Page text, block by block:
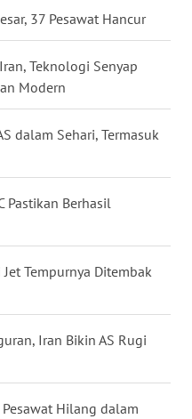
37 Pesawat Hancur
Teknologi Senyap
Modern
dalam Sehari, Termasuk
Pastikan Berhasil
Tempurnya Ditembak
Iran Bikin AS Rugi
Hilang dalam